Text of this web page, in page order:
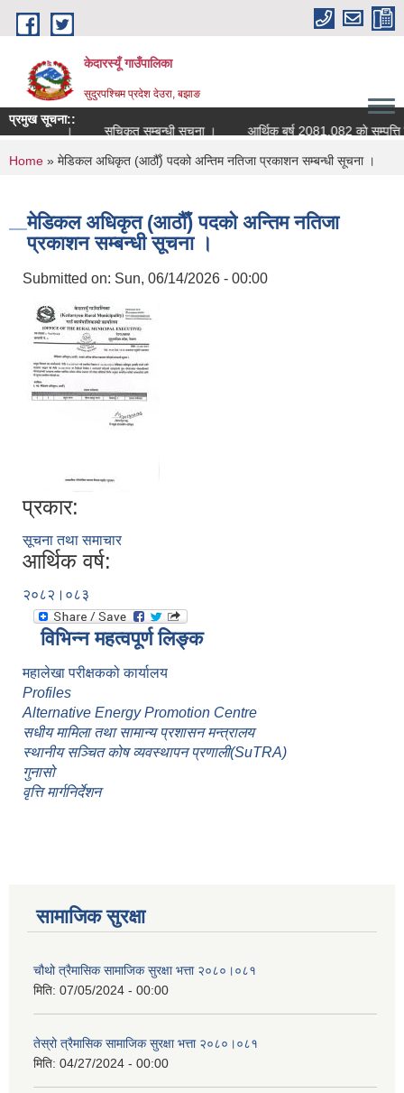
Skip to main content
केदारस्यूँ गाउँपालिका
सुदुरपश्चिम प्रदेश देउरा, बझाङ
प्रमुख सूचना::
सूचना ।
सूचिकृत सम्बन्धी सूचना । आर्थिक बर्ष 2081.082 काे सम्पत्ति
You are here
Home » मेडिकल अधिकृत (आठौँ) पदको अन्तिम नतिजा प्रकाशन सम्बन्धी सूचना ।
मेडिकल अधिकृत (आठौँ) पदको अन्तिम नतिजा
प्रकाशन सम्बन्धी सूचना ।
Submitted on: Sun, 06/14/2026 - 00:00
प्रकार:
सूचना तथा समाचार
आर्थिक वर्ष:
२०८२।०८३
विभिन्न महत्वपूर्ण लिङ्क
महालेखा परीक्षकको कार्यालय
Profiles
Alternative Energy Promotion Centre
सधीय मामिला तथा सामान्य प्रशासन मन्त्रालय
स्थानीय सञ्चित कोष व्यवस्थापन प्रणाली(SuTRA)
गुनासो
वृत्ति मार्गनिर्देशन
सामाजिक सुरक्षा
चौथो त्रैमासिक सामाजिक सुरक्षा भत्ता २०८०।०८१
मिति: 07/05/2024 - 00:00
तेस्रो त्रैमासिक सामाजिक सुरक्षा भत्ता २०८०।०८१
मिति: 04/27/2024 - 00:00